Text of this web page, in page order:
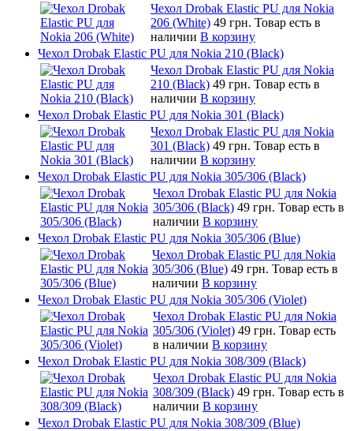
Чехол Drobak Elastic PU для Nokia
206 (White) 49 грн. Товар есть в
наличии В корзину
Чехол Drobak Elastic PU для Nokia 210 (Black)
Чехол Drobak Elastic PU для Nokia
210 (Black) 49 грн. Товар есть в
наличии В корзину
Чехол Drobak Elastic PU для Nokia 301 (Black)
Чехол Drobak Elastic PU для Nokia
301 (Black) 49 грн. Товар есть в
наличии В корзину
Чехол Drobak Elastic PU для Nokia 305/306 (Black)
Чехол Drobak Elastic PU для Nokia
305/306 (Black) 49 грн. Товар есть в
наличии В корзину
Чехол Drobak Elastic PU для Nokia 305/306 (Blue)
Чехол Drobak Elastic PU для Nokia
305/306 (Blue) 49 грн. Товар есть в
наличии В корзину
Чехол Drobak Elastic PU для Nokia 305/306 (Violet)
Чехол Drobak Elastic PU для Nokia
305/306 (Violet) 49 грн. Товар есть
в наличии В корзину
Чехол Drobak Elastic PU для Nokia 308/309 (Black)
Чехол Drobak Elastic PU для Nokia
308/309 (Black) 49 грн. Товар есть в
наличии В корзину
Чехол Drobak Elastic PU для Nokia 308/309 (Blue)